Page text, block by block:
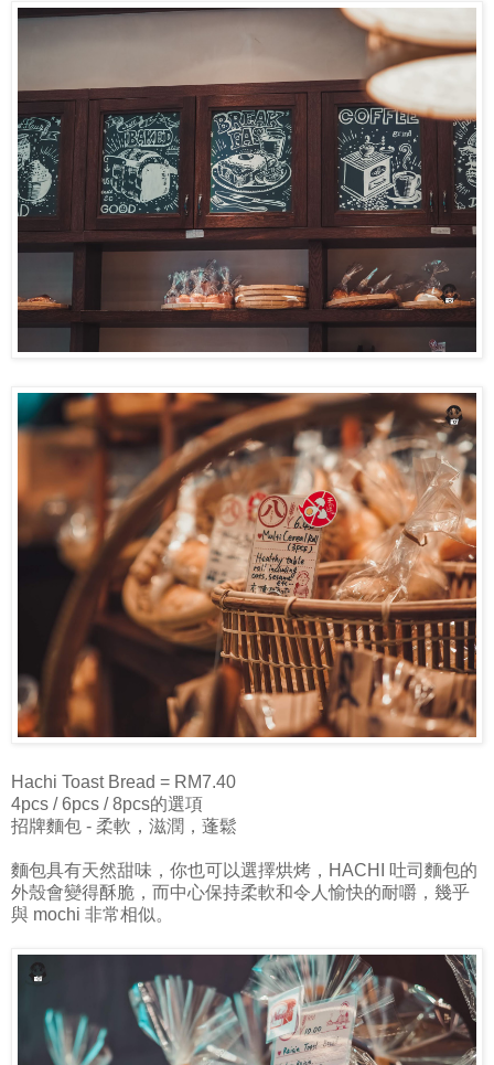
Hachi Toast Bread = RM7.40
4pcs / 6pcs / 8pcs的選項
招牌麵包 - 柔軟，滋潤，蓬鬆
麵包具有天然甜味，你也可以選擇烘烤，HACHI 吐司麵包的
外殼會變得酥脆，而中心保持柔軟和令人愉快的耐嚼，幾乎
與 mochi 非常相似。